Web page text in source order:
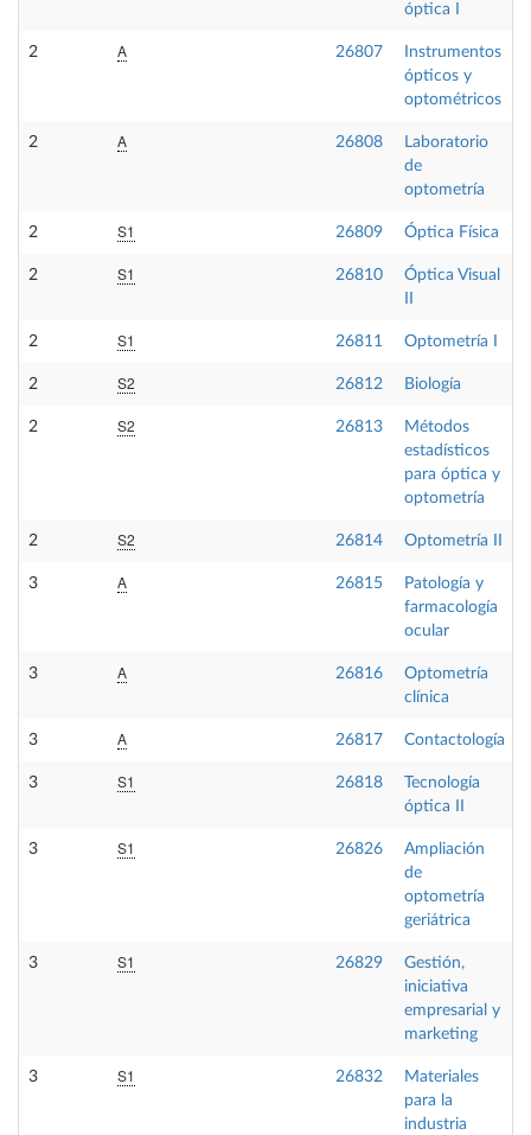
óptica I
2 A 26807
Instrumentos
ópticos y
optométricos
2 A 26808
Laboratorio
de
optometría
2 S1 26809 Óptica Física
2 S1 26810
Óptica Visual
2 S1 26811 Optometría I
2 S2 26812 Biología
2 S2 26813
Métodos
estadísticos
para óptica y
optometría
2 S2 26814 Optometría II
3 A 26815
Patología y
farmacología
ocular
3 A 26816
Optometría
clínica
3 A 26817 Contactología
3 S1 26818
Tecnología
óptica II
3 S1 26826
Ampliación
de
optometría
geriátrica
3 S1 26829
Gestión,
iniciativa
empresarial y
marketing
3 S1 26832
Materiales
para la
industria